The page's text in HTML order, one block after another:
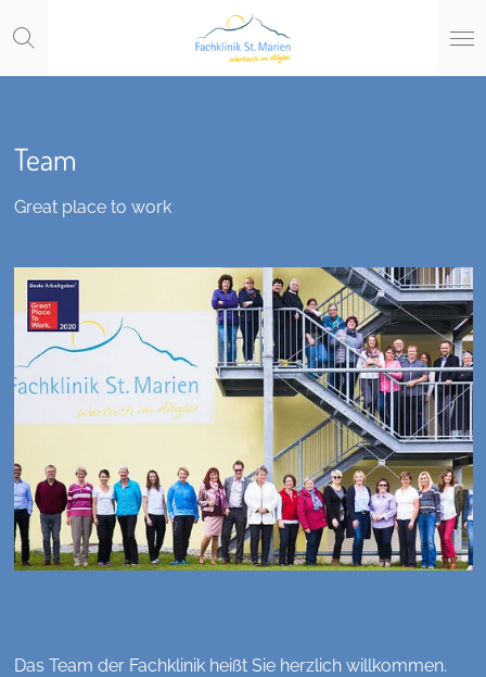
Zum
Hauptinhalt
springen
Team
Great place to work
Das Team der Fachklinik heißt Sie herzlich willkommen.